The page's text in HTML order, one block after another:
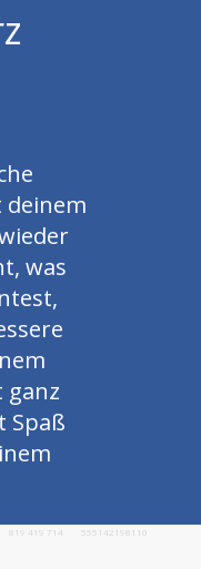
deinem
was
ganz
Spaß
419 714 555142198110